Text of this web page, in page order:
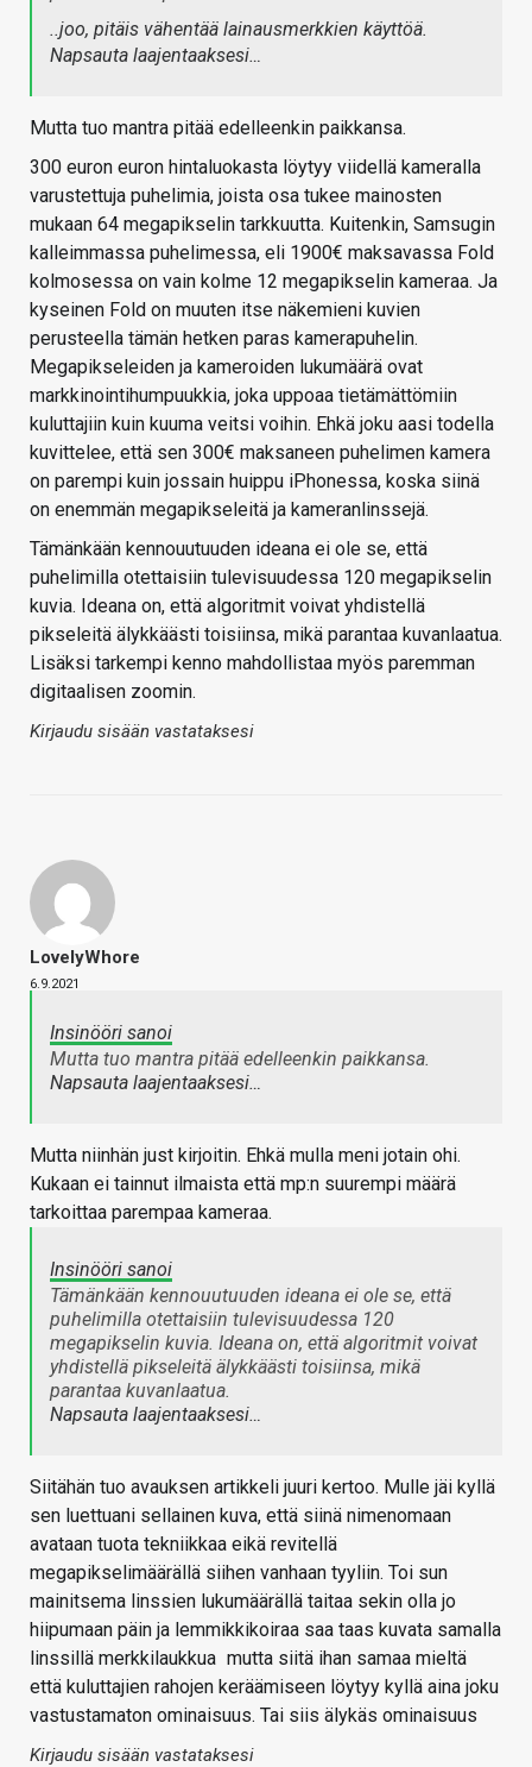
..joo, pitäis vähentää lainausmerkkien käyttöä.
Napsauta laajentaaksesi…
Mutta tuo mantra pitää edelleenkin paikkansa.
300 euron euron hintaluokasta löytyy viidellä kameralla
varustettuja puhelimia, joista osa tukee mainosten
mukaan 64 megapikselin tarkkuutta. Kuitenkin, Samsugin
kalleimmassa puhelimessa, eli 1900€ maksavassa Fold
kolmosessa on vain kolme 12 megapikselin kameraa. Ja
kyseinen Fold on muuten itse näkemieni kuvien
perusteella tämän hetken paras kamerapuhelin.
Megapikseleiden ja kameroiden lukumäärä ovat
markkinointihumpuukkia, joka uppoaa tietämättömiin
kuluttajiin kuin kuuma veitsi voihin. Ehkä joku aasi todella
kuvittelee, että sen 300€ maksaneen puhelimen kamera
on parempi kuin jossain huippu iPhonessa, koska siinä
on enemmän megapikseleitä ja kameranlinssejä.
Tämänkään kennouutuuden ideana ei ole se, että
puhelimilla otettaisiin tulevisuudessa 120 megapikselin
kuvia. Ideana on, että algoritmit voivat yhdistellä
pikseleitä älykkäästi toisiinsa, mikä parantaa kuvanlaatua.
Lisäksi tarkempi kenno mahdollistaa myös paremman
digitaalisen zoomin.
Kirjaudu sisään vastataksesi
LovelyWhore
6.9.2021
Insinööri sanoi
Mutta tuo mantra pitää edelleenkin paikkansa.
Napsauta laajentaaksesi…
Mutta niinhän just kirjoitin. Ehkä mulla meni jotain ohi.
Kukaan ei tainnut ilmaista että mp:n suurempi määrä
tarkoittaa parempaa kameraa.
Insinööri sanoi
Tämänkään kennouutuuden ideana ei ole se, että
puhelimilla otettaisiin tulevisuudessa 120
megapikselin kuvia. Ideana on, että algoritmit voivat
yhdistellä pikseleitä älykkäästi toisiinsa, mikä
parantaa kuvanlaatua.
Napsauta laajentaaksesi…
Siitähän tuo avauksen artikkeli juuri kertoo. Mulle jäi kyllä
sen luettuani sellainen kuva, että siinä nimenomaan
avataan tuota tekniikkaa eikä revitellä
megapikselimäärällä siihen vanhaan tyyliin. Toi sun
mainitsema linssien lukumäärällä taitaa sekin olla jo
hiipumaan päin ja lemmikkikoiraa saa taas kuvata samalla
linssillä merkkilaukkua mutta siitä ihan samaa mieltä
että kuluttajien rahojen keräämiseen löytyy kyllä aina joku
vastustamaton ominaisuus. Tai siis älykäs ominaisuus
Kirjaudu sisään vastataksesi